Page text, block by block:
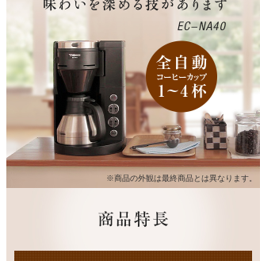
※商品の外観は最終商品とは異なります。